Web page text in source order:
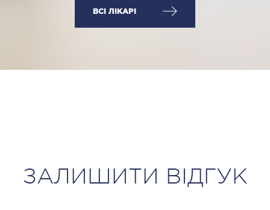
ВСІ ЛІКАРІ
ЗАЛИШИТИ ВІДГУК